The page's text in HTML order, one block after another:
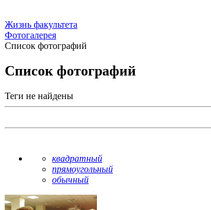
Жизнь факультета
Фотогалерея
Список фотографий
Список фотографий
Теги не найдены
квадратный
прямоугольный
обычный